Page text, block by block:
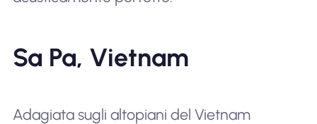
Sa Pa, Vietnam
Adagiata sugli altopiani del Vietnam